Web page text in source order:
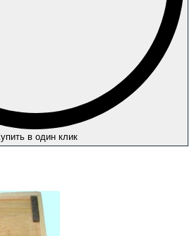
в один клик